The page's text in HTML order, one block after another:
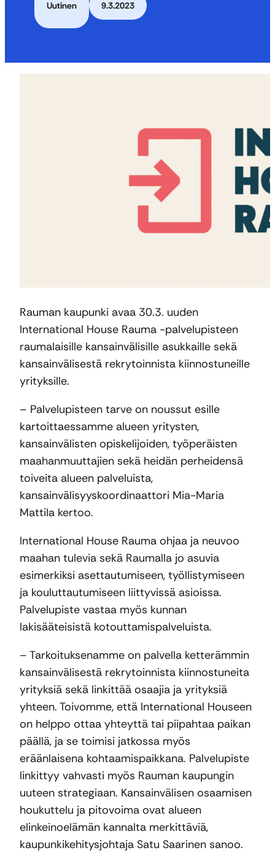
Uutinen 9.3.2023
Rauman kaupunki avaa 30.3. uuden
International House Rauma -palvelupisteen
raumalaisille kansainvälisille asukkaille sekä
kansainvälisestä rekrytoinnista kiinnostuneille
yrityksille.
– Palvelupisteen tarve on noussut esille
kartoittaessamme alueen yritysten,
kansainvälisten opiskelijoiden, työperäisten
maahanmuuttajien sekä heidän perheidensä
toiveita alueen palveluista,
kansainvälisyyskoordinaattori Mia-Maria
Mattila kertoo.
International House Rauma ohjaa ja neuvoo
maahan tulevia sekä Raumalla jo asuvia
esimerkiksi asettautumiseen, työllistymiseen
ja kouluttautumiseen liittyvissä asioissa.
Palvelupiste vastaa myös kunnan
lakisääteisistä kotouttamispalveluista.
– Tarkoituksenamme on palvella ketterämmin
kansainvälisestä rekrytoinnista kiinnostuneita
yrityksiä sekä linkittää osaajia ja yrityksiä
yhteen. Toivomme, että International Houseen
on helppo ottaa yhteyttä tai piipahtaa paikan
päällä, ja se toimisi jatkossa myös
eräänlaisena kohtaamispaikkana. Palvelupiste
linkittyy vahvasti myös Rauman kaupungin
uuteen strategiaan. Kansainvälisen osaamisen
houkuttelu ja pitovoima ovat alueen
elinkeinoelämän kannalta merkittäviä,
kaupunkikehitysjohtaja Satu Saarinen sanoo.